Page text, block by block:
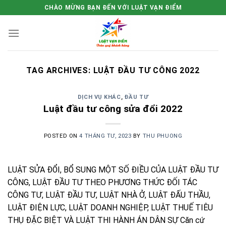
to
content
CHÀO MỪNG BẠN ĐẾN VỚI LUẬT VẠN ĐIỂM
TAG ARCHIVES: LUẬT ĐẦU TƯ CÔNG 2022
DỊCH VỤ KHÁC, ĐẦU TƯ
Luật đầu tư công sửa đổi 2022
POSTED ON4 THÁNG TƯ, 2023 BY THU PHUONG
LUẬT SỬA ĐỔI, BỔ SUNG MỘT SỐ ĐIỀU CỦA LUẬT ĐẦU TƯ
CÔNG, LUẬT ĐẦU TƯ THEO PHƯƠNG THỨC ĐỐI TÁC
CÔNG TƯ, LUẬT ĐẦU TƯ, LUẬT NHÀ Ở, LUẬT ĐẤU THẦU,
LUẬT ĐIỆN LỰC, LUẬT DOANH NGHIỆP, LUẬT THUẾ TIÊU
THỤ ĐẶC BIỆT VÀ LUẬT THI HÀNH ÁN DÂN SỰ Căn cứ